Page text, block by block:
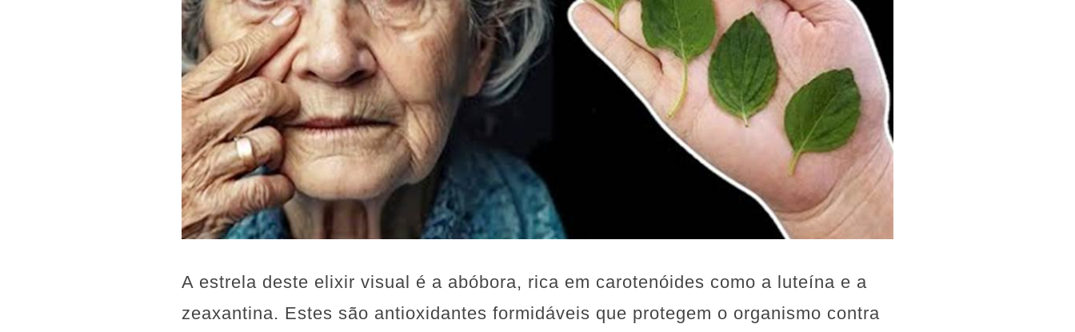
A estrela deste elixir visual é a abóbora, rica em carotenóides como a luteína e a
zeaxantina. Estes são antioxidantes formidáveis que protegem o organismo contra